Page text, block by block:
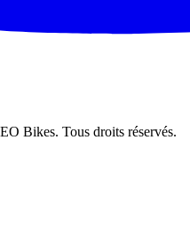
Bikes. Tous droits réservés.